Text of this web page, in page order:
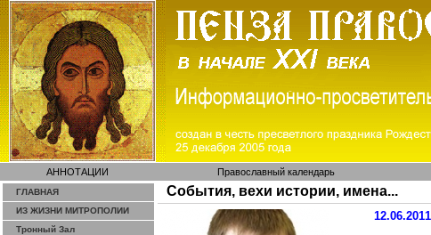
АННОТАЦИИ Православный календарь
ГЛАВНАЯ
ИЗ ЖИЗНИ МИТРОПОЛИИ
Тронный Зал
События, вехи истории, имена...
12.06.2011